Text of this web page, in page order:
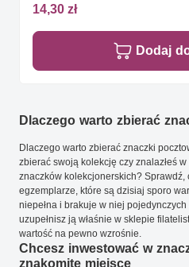
14,30 zł
Dodaj
Dlaczego warto zbierać
Dlaczego warto zbierać znaczki
zbierać swoją kolekcję czy znalazłeś
znaczków kolekcjonerskich? Sprawdź,
egzemplarze, które są dzisiaj sporo
niepełna i brakuje w niej
uzupełnisz ją właśnie w sklepie
wartość na pewno wzrośnie.
Chcesz inwestować w
znakomite miejsce